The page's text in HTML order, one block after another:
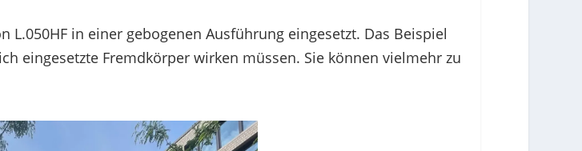
in einer gebogenen Ausführung eingesetzt. Das Beispiel
eingesetzte Fremdkörper wirken müssen. Sie können vielmehr zu